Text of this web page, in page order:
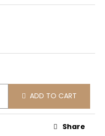
ADD TO CART
Share